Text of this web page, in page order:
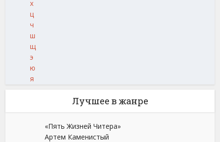
х
ц
ч
ш
щ
э
ю
я
Лучшее в жанре
«Пять Жизней Читера»
Артем Каменистый